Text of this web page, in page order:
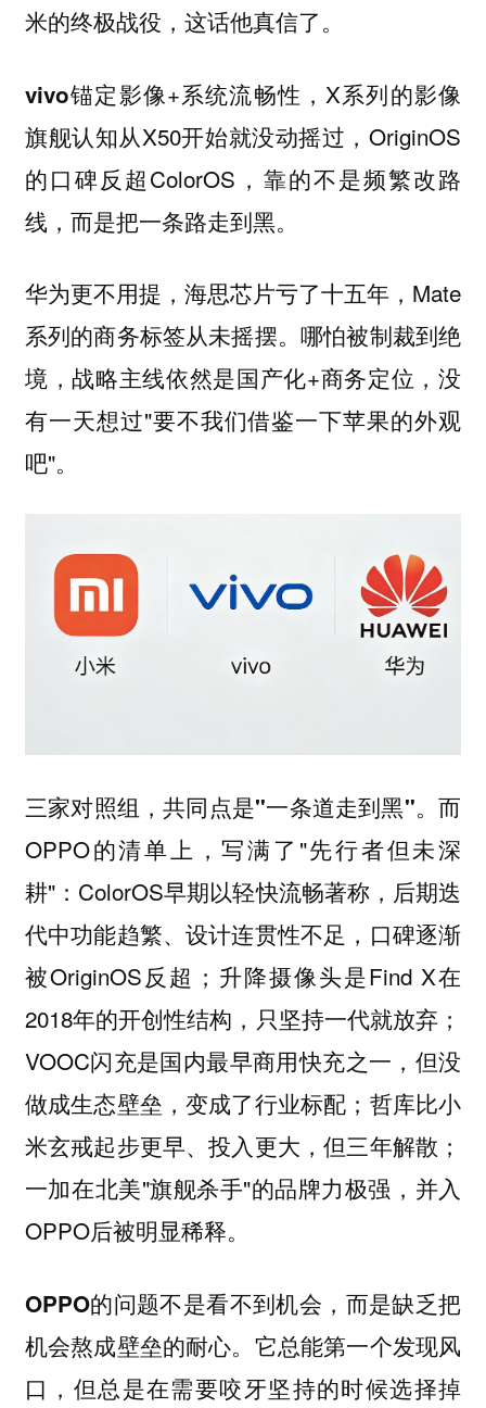
米的终极战役，这话他真信了。
vivo锚定影像+系统流畅性，X系列的影像
旗舰认知从X50开始就没动摇过，OriginOS
的口碑反超ColorOS， 靠的不是频繁改路
线，而是把一条路走到黑。
华为更不用提，海思芯片亏了十五年，Mate
系列的商务标签从未摇摆。哪怕被制裁到绝
境，战略主线依然是国产化+商务定位，没
有一天想过"要不我们借鉴一下苹果的外观
吧"。
三家对照组，共同点是"一条道走到黑"。而
OPPO的清单上，写满了"先行者但未深
耕"：ColorOS早期以轻快流畅著称，后期迭
代中功能趋繁、设计连贯性不足，口碑逐渐
被OriginOS反超；升降摄像头是Find X在
2018年的开创性结构，只坚持一代就放弃；
VOOC闪充是国内最早商用快充之一，但没
做成生态壁垒，变成了行业标配；哲库比小
米玄戒起步更早、投入更大，但三年解散；
一加在北美"旗舰杀手"的品牌力极强，并入
OPPO后被明显稀释。
OPPO的问题不是看不到机会，而是缺乏把
机会熬成壁垒的耐心。 它总能第一个发现风
口，但总是在需要咬牙坚持的时候选择掉